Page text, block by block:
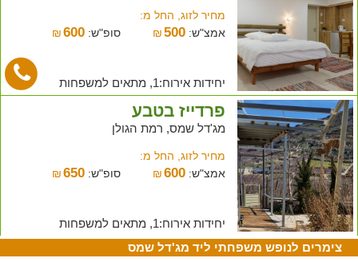
מחיר לזוג, החל מ:
אמצ"ש:
₪500 סופ"ש: ₪ 600
יחידות אירוח:1, מתאים למשפחות
פרדייז בטבע
מג'דל שמס, רמת הגולן
מחיר לזוג, החל מ:
אמצ"ש:
₪600 סופ"ש: ₪ 650
יחידות אירוח:1, מתאים למשפחות
צימרים לנופש משפחתי ליד מג'דל שמס